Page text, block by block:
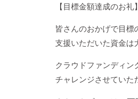
【目標金額達成のお礼】
皆さんのおかげで目
支援いただいた資金は
クラウドファンディ
チャレンジさせていた